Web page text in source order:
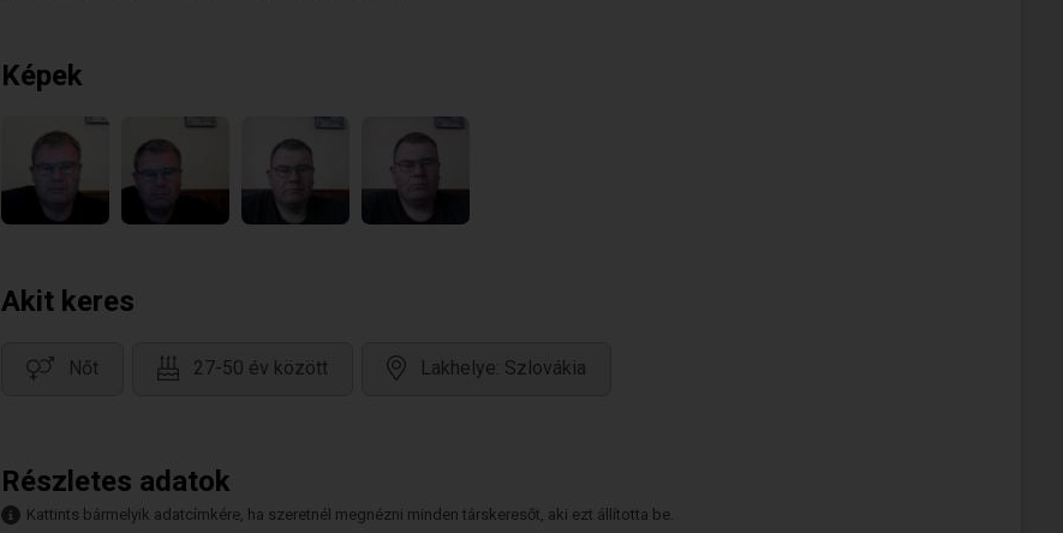
Képek
Akit keres
Nőt 27-50 év között Lakhelye: Szlovákia
Részletes adatok
Kattints bármelyik adatcímkére, ha szeretnél megnézni minden társkeresőt, aki ezt állította be.